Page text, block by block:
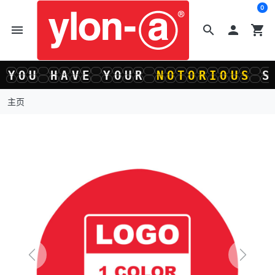
search
menu  shopping_cart
0
Y
Y O
O U
U H
H A
A V
V E
E Y
Y O
O U
U R
R N
N O
O T
T O
O R
R I
I O
O U
U S
S S
S
主页
Previous Next